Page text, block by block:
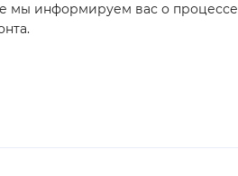
мы информируем вас о процессе